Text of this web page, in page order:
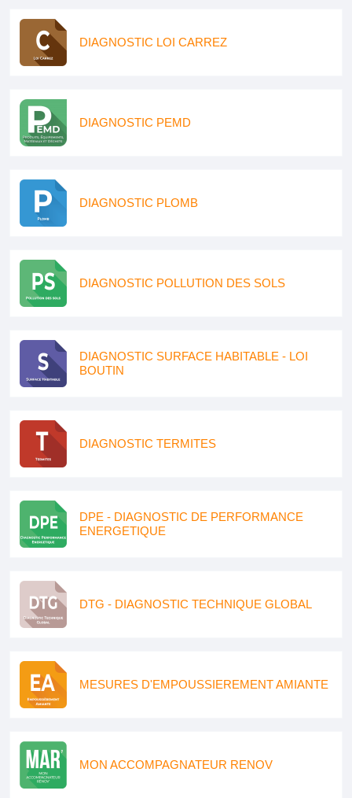
DIAGNOSTIC LOI CARREZ
DIAGNOSTIC PEMD
DIAGNOSTIC PLOMB
DIAGNOSTIC POLLUTION DES SOLS
DIAGNOSTIC SURFACE HABITABLE - LOI
BOUTIN
DIAGNOSTIC TERMITES
DPE - DIAGNOSTIC DE PERFORMANCE
ENERGETIQUE
DTG - DIAGNOSTIC TECHNIQUE GLOBAL
MESURES D'EMPOUSSIEREMENT AMIANTE
MON ACCOMPAGNATEUR RENOV